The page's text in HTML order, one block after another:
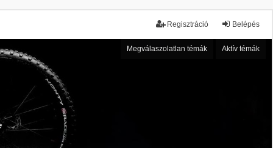
Belépés
Regisztráció
Megválaszolatlan témák Aktív témák